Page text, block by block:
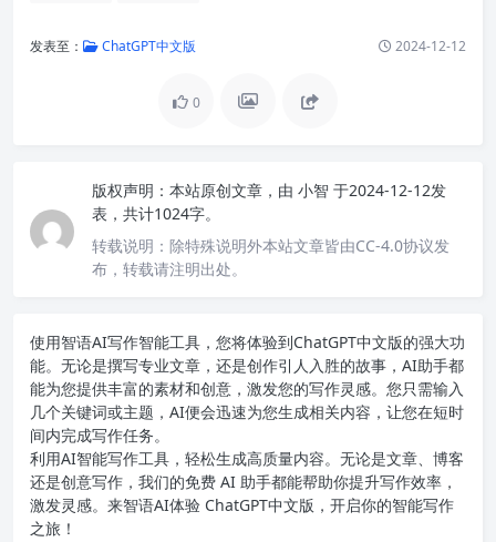
发表至： ChatGPT中文版 2024-12-12
0
版权声明： 本站原创文章，由 小智 于2024-12-12发
表，共计1024字。
转载说明： 除特殊说明外本站文章皆由CC-4.0协议发
布，转载请注明出处。
使用智语AI写作智能工具，您将体验到ChatGPT中文版的强大功
能。无论是撰写专业文章，还是创作引人入胜的故事，AI助手都
能为您提供丰富的素材和创意，激发您的写作灵感。您只需输入
几个关键词或主题，AI便会迅速为您生成相关内容，让您在短时
间内完成写作任务。
利用AI智能写作工具，轻松生成高质量内容。无论是文章、博客
还是创意写作，我们的免费 AI 助手都能帮助你提升写作效率，
激发灵感。来智语AI体验 ChatGPT中文版 ，开启你的智能写作
之旅！